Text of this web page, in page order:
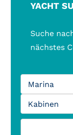
YACHT
Suche
nächstes